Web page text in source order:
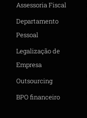
Assessoria Fiscal
Departamento
Pessoal
Legalização de
Empresa
Outsourcing
BPO financeiro